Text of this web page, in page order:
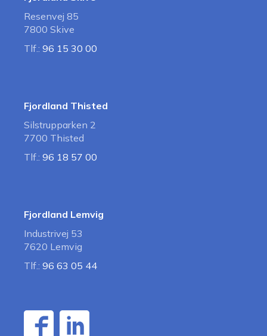
Resenvej 85
7800 Skive
Tlf.: 96 15 30 00
Fjordland Thisted
Silstrupparken 2
7700 Thisted
Tlf.: 96 18 57 00
Fjordland Lemvig
Industrivej 53
7620 Lemvig
Tlf.: 96 63 05 44